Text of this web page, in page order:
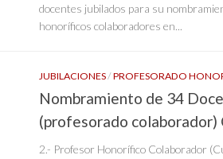
docentes jubilados para su
honoríficos colaboradores en...
JUBILACIONES/PROFESORADO
Nombramiento de 34
(profesorado colaborador)
2.- Profesor Honorífico Colaborador